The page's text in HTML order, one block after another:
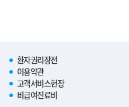
환자권리장전
이용약관
고객서비스헌장
비급여진료비